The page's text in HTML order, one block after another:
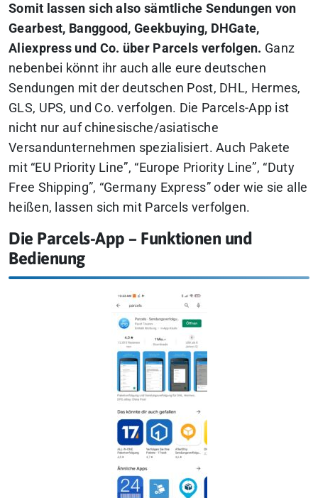
Somit lassen sich also sämtliche Sendungen von
Gearbest, Banggood, Geekbuying, DHGate,
Aliexpress und Co. über Parcels verfolgen. Ganz
nebenbei könnt ihr auch alle eure deutschen
Sendungen mit der deutschen Post, DHL, Hermes,
GLS, UPS, und Co. verfolgen. Die Parcels-App ist
nicht nur auf chinesische/asiatische
Versandunternehmen spezialisiert. Auch Pakete
mit “EU Priority Line”, “Europe Priority Line”, “Duty
Free Shipping”, “Germany Express” oder wie sie alle
heißen, lassen sich mit Parcels verfolgen.
Die Parcels-App – Funktionen und
Bedienung